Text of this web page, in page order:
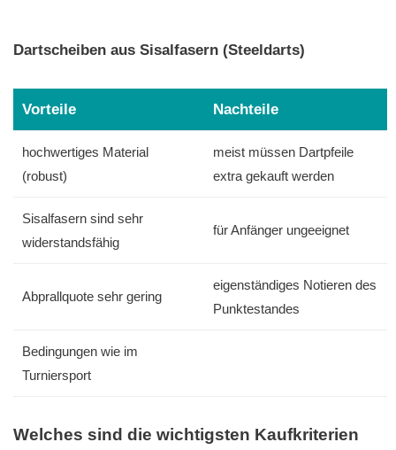
Dartscheiben aus Sisalfasern (Steeldarts)
Vorteile Nachteile
hochwertiges Material
(robust)
meist müssen Dartpfeile
extra gekauft werden
Sisalfasern sind sehr
widerstandsfähig
für Anfänger ungeeignet
Abprallquote sehr gering
eigenständiges Notieren des
Punktestandes
Bedingungen wie im
Turniersport
Welches sind die wichtigsten Kaufkriterien